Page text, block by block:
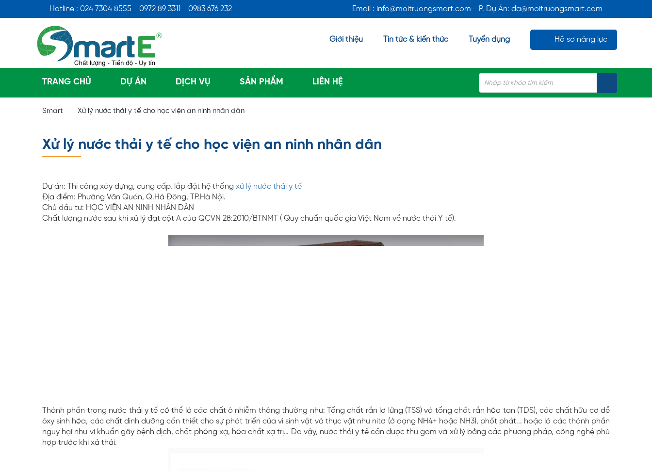
Hotline : 024 7304 8555 - 0972 89 3311 - 0983 676 232 Email : info@moitruongsmart.com - P. Dự Án: da@moitruongsmart.com
Giới thiệu Tin tức & kiến thức Tuyển dụng Hồ sơ năng lực
TRANG CHỦ DỰ ÁN DỊCH VỤ SẢN PHẨM LIÊN HỆ
Smart Xử lý nước thải y tế cho học viện an ninh nhân dân
Xử lý nước thải y tế cho học viện an ninh nhân dân
Dự án: Thi công xây dựng, cung cấp, lắp đặt hệ thống xử lý nước thải y tế
Địa điểm: Phường Văn Quán, Q.Hà Đông, TP.Hà Nội.
Chủ đầu tư: HỌC VIỆN AN NINH NHÂN DÂN
Chất lượng nước sau khi xử lý đạt cột A của QCVN 28:2010/BTNMT ( Quy chuẩn quốc gia Việt Nam về nước thải Y tế).
Thành phần trong nước thải y tế có thể là các chất ô nhiễm thông thường như: Tổng chất rắn lơ lửng (TSS) và tổng chất rắn hòa tan (TDS), các chất hữu cơ dễ
ôxy sinh hóa, các chất dinh dưỡng cần thiết cho sự phát triển của vi sinh vật và thực vật như nitơ (ở dạng NH4+ hoặc NH3), phốt phát... hoặc là các thành phần
nguy hại như vi khuẩn gây bệnh dịch, chất phóng xạ, hóa chất xạ trị… Do vậy, nước thải y tế cần được thu gom và xử lý bằng các phương pháp, công nghệ phù
hợp trước khi xả thải.